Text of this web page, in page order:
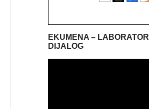
EKUMENA –
DIJALOG